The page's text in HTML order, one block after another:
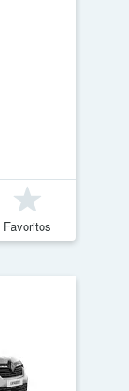
Favoritos